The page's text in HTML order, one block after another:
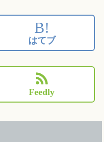
B!
はてブ
Feedly